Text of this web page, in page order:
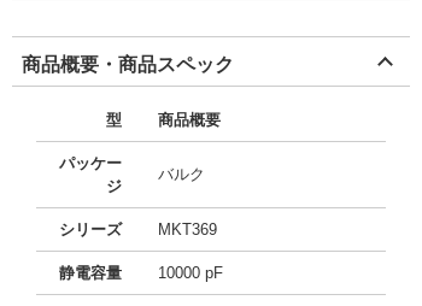
商品概要・商品スペック
型 商品概要
パッケー
ジ
バルク
シリーズ MKT369
静電容量 10000 pF